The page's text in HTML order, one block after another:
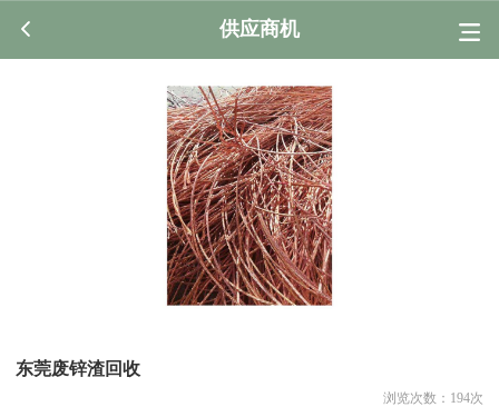
供应商机
东莞废锌渣回收
浏览次数： 194次